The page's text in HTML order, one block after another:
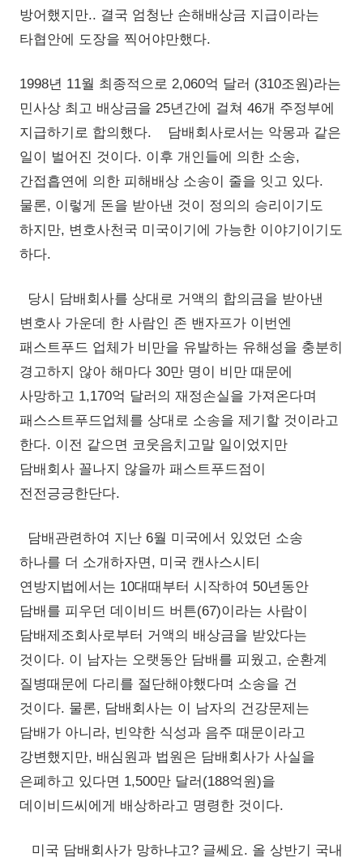
방어했지만.. 결국 엄청난 손해배상금 지급이라는
타협안에 도장을 찍어야만했다.
1998년 11월 최종적으로 2,060억 달러 (310조원)라는
민사상 최고 배상금을 25년간에 걸쳐 46개 주정부에
지급하기로 합의했다. 담배회사로서는 악몽과 같은
일이 벌어진 것이다. 이후 개인들에 의한 소송,
간접흡연에 의한 피해배상 소송이 줄을 잇고 있다.
물론, 이렇게 돈을 받아낸 것이 정의의 승리이기도
하지만, 변호사천국 미국이기에 가능한 이야기이기도
하다.
당시 담배회사를 상대로 거액의 합의금을 받아낸
변호사 가운데 한 사람인 존 밴자프가 이번엔
패스트푸드 업체가 비만을 유발하는 유해성을 충분히
경고하지 않아 해마다 30만 명이 비만 때문에
사망하고 1,170억 달러의 재정손실을 가져온다며
패스스트푸드업체를 상대로 소송을 제기할 것이라고
한다. 이전 같으면 코웃음치고말 일이었지만
담배회사 꼴나지 않을까 패스트푸드점이
전전긍긍한단다.
담배관련하여 지난 6월 미국에서 있었던 소송
하나를 더 소개하자면, 미국 캔사스시티
연방지법에서는 10대때부터 시작하여 50년동안
담배를 피우던 데이비드 버튼(67)이라는 사람이
담배제조회사로부터 거액의 배상금을 받았다는
것이다. 이 남자는 오랫동안 담배를 피웠고, 순환계
질병때문에 다리를 절단해야했다며 소송을 건
것이다. 물론, 담배회사는 이 남자의 건강문제는
담배가 아니라, 빈약한 식성과 음주 때문이라고
강변했지만, 배심원과 법원은 담배회사가 사실을
은폐하고 있다면 1,500만 달러(188억원)을
데이비드씨에게 배상하라고 명령한 것이다.
미국 담배회사가 망하냐고? 글쎄요. 올 상반기 국내